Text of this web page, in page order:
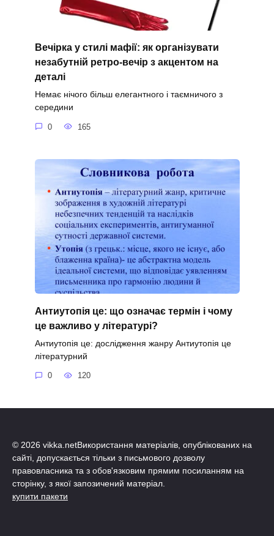
Вечірка у стилі мафії: як організувати
незабутній ретро-вечір з акцентом на
деталі
Немає нічого більш елегантного і таємничого з
середини
0 165
Антиутопія це: що означає термін і чому
це важливо у літературі?
Антиутопія це: дослідження жанру Антиутопія це
літературний
0 120
© 2026 vikka.netВикористання матеріалів, опублікованих на
сайті, допускається тільки з письмового дозволу
правовласника та з обов'язковим прямим посиланням на
сторінку, з якої запозичений матеріал.
купити пакети